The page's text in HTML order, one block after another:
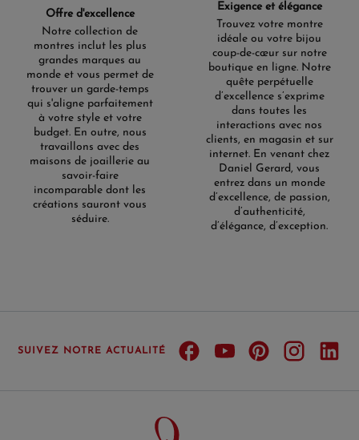
Offre d'excellence
Notre collection de
montres inclut les plus
grandes marques au
monde et vous permet de
trouver un garde-temps
qui s'aligne parfaitement
à votre style et votre
budget. En outre, nous
travaillons avec des
maisons de joaillerie au
savoir-faire
incomparable dont les
créations sauront vous
séduire.
Exigence et élégance
Trouvez votre montre
idéale ou votre bijou
coup-de-cœur sur notre
boutique en ligne. Notre
quête perpétuelle
d’excellence s’exprime
dans toutes les
interactions avec nos
clients, en magasin et sur
internet. En venant chez
Daniel Gerard, vous
entrez dans un monde
d’excellence, de passion,
d’authenticité,
d’élégance, d’exception.
SUIVEZ NOTRE ACTUALITÉ